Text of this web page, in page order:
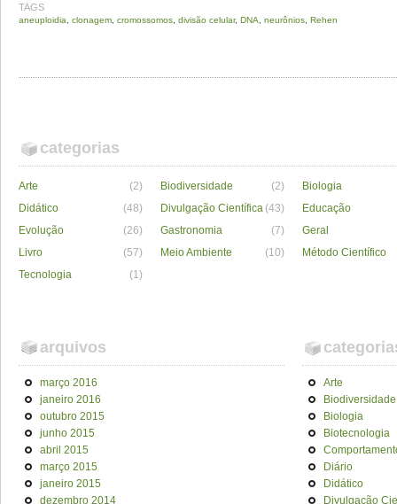
TAGS
aneuploidia clonagem cromossomos divisão celular, DNA neurônios Rehen
categorias
Arte (2) Biodiversidade (2)
Biologia
Didático
(48) Divulgação Científica (43)
Educação
Evolução
(26) Gastronomia (7)
Geral
Livro
(57) Meio Ambiente (10)
Método Científico
Tecnologia
(1)
arquivos
março 2016
janeiro 2016
outubro 2015
junho 2015
abril 2015
março 2015
janeiro 2015
dezembro 2014
Arte
Biodiversidade
Biologia
Biotecnologia
Diário
Didático
Divulgação